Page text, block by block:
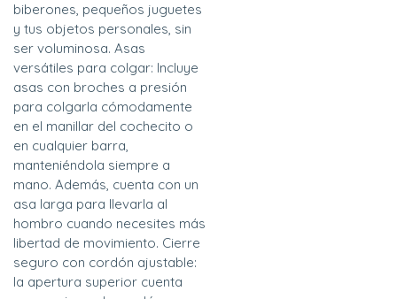
biberones, pequeños juguetes
y tus objetos personales, sin
ser voluminosa. Asas
versátiles para colgar: Incluye
asas con broches a presión
para colgarla cómodamente
en el manillar del cochecito o
en cualquier barra,
manteniéndola siempre a
mano. Además, cuenta con un
asa larga para llevarla al
hombro cuando necesites más
libertad de movimiento. Cierre
seguro con cordón ajustable:
la apertura superior cuenta